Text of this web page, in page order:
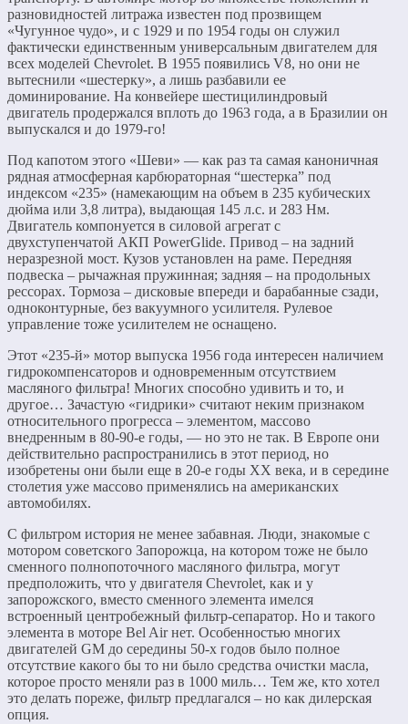
разновидностей литража известен под прозвищем
«Чугунное чудо», и с 1929 и по 1954 годы он служил
фактически единственным универсальным двигателем для
всех моделей Chevrolet. В 1955 появились V8, но они не
вытеснили «шестерку», а лишь разбавили ее
доминирование. На конвейере шестицилиндровый
двигатель продержался вплоть до 1963 года, а в Бразилии он
выпускался и до 1979-го!
Под капотом этого «Шеви» — как раз та самая каноничная
рядная атмосферная карбюраторная “шестерка” под
индексом «235» (намекающим на объем в 235 кубических
дюйма или 3,8 литра), выдающая 145 л.с. и 283 Нм.
Двигатель компонуется в силовой агрегат с
двухступенчатой АКП PowerGlide. Привод – на задний
неразрезной мост. Кузов установлен на раме. Передняя
подвеска – рычажная пружинная; задняя – на продольных
рессорах. Тормоза – дисковые впереди и барабанные сзади,
одноконтурные, без вакуумного усилителя. Рулевое
управление тоже усилителем не оснащено.
Этот «235-й» мотор выпуска 1956 года интересен наличием
гидрокомпенсаторов и одновременным отсутствием
масляного фильтра! Многих способно удивить и то, и
другое… Зачастую «гидрики» считают неким признаком
относительного прогресса – элементом, массово
внедренным в 80-90-е годы, — но это не так. В Европе они
действительно распространились в этот период, но
изобретены они были еще в 20-е годы ХХ века, и в середине
столетия уже массово применялись на американских
автомобилях.
С фильтром история не менее забавная. Люди, знакомые с
мотором советского Запорожца, на котором тоже не было
сменного полнопоточного масляного фильтра, могут
предположить, что у двигателя Chevrolet, как и у
запорожского, вместо сменного элемента имелся
встроенный центробежный фильтр-сепаратор. Но и такого
элемента в моторе Bel Air нет. Особенностью многих
двигателей GM до середины 50-х годов было полное
отсутствие какого бы то ни было средства очистки масла,
которое просто меняли раз в 1000 миль… Тем же, кто хотел
это делать пореже, фильтр предлагался – но как дилерская
опция.